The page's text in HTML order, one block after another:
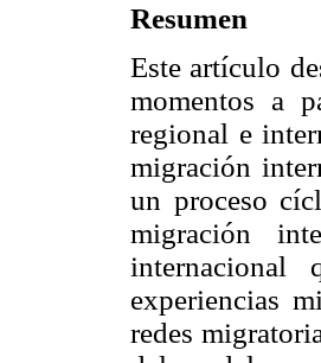
Resumen
Este artículo
momentos a
regional e
migración
un proceso
migración
internacional
experiencias
redes